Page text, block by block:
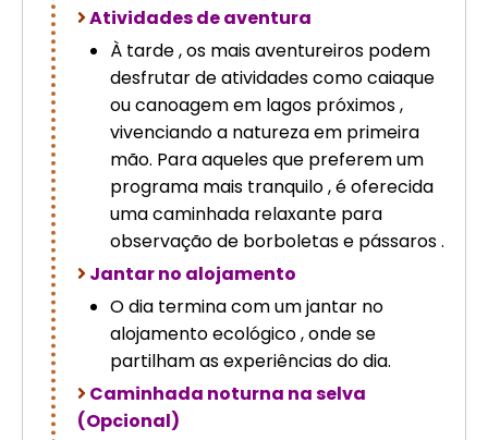
Atividades de aventura
À tarde , os mais aventureiros podem
desfrutar de atividades como caiaque
ou canoagem em lagos próximos ,
vivenciando a natureza em primeira
mão. Para aqueles que preferem um
programa mais tranquilo , é oferecida
uma caminhada relaxante para
observação de borboletas e pássaros .
Jantar no alojamento
O dia termina com um jantar no
alojamento ecológico , onde se
partilham as experiências do dia.
Caminhada noturna na selva
(Opcional)